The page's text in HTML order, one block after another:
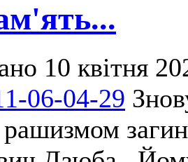
10 квітня
рашизмом